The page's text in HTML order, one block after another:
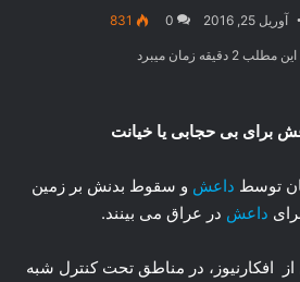
آوریل 25, 2016 0
831
2 دقیقه زمان میبرد
برای بی حجابی یا خیانت
توسط داعش و سقوط بدنش بر زمین
داعش در عراق می بینند.
ایران ۱۶ به نقل از افکارنیوز، در مناطق تحت کنترل شبه